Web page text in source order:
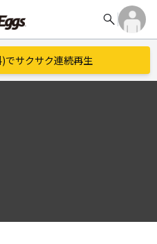
search
でサクサク連続再生